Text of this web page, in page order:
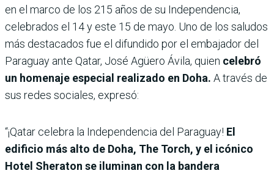
en el marco de los 215 años de su Independencia,
celebrados el 14 y este 15 de mayo. Uno de los saludos
más destacados fue el difundido por el embajador del
Paraguay ante Qatar, José Agüero Ávila, quien celebró
un homenaje especial realizado en Doha. A través de
sus redes sociales, expresó:
“¡Qatar celebra la Independencia del Paraguay! El
edificio más alto de Doha, The Torch, y el icónico
Hotel Sheraton se iluminan con la bandera